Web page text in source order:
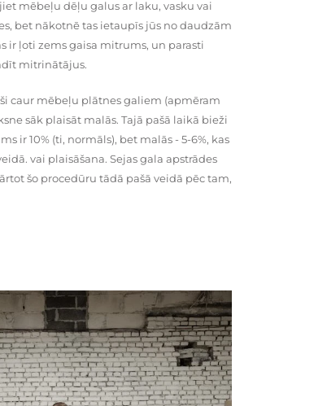
mēbeļu dēļu galus ar laku, vasku vai
bet nākotnē tas ietaupīs jūs no daudzām
ir ļoti zems gaisa mitrums, un parasti
mitrinātājus.
caur mēbeļu plātnes galiem (apmēram
sāk plaisāt malās. Tajā pašā laikā bieži
ir 10% (ti, normāls), bet malās - 5-6%, kas
vai plaisāšana. Sejas gala apstrādes
šo procedūru tādā pašā veidā pēc tam,